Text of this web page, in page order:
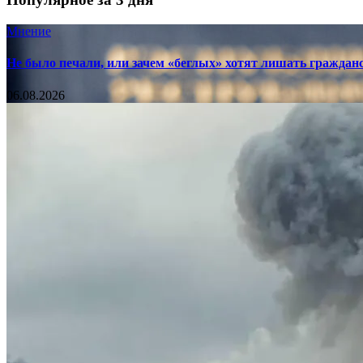
Мнение
Не было печали, или зачем «беглых» хотят лишать
06.08.2026